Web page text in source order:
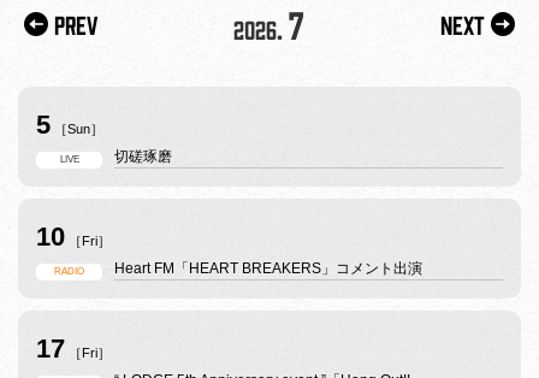
Prev 2026. 7 Next
5 ［Sun］
LIVE 切磋琢磨
10 ［Fri］
RADIO Heart FM「HEART BREAKERS」コメント出演
17 ［Fri］